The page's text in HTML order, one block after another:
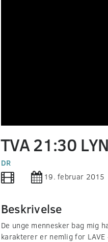
0
seconds
90%
TVA 21:30
DR
19. februar 2015
Beskrivelse
De unge mennesker bag mig
karakterer er nemlig for